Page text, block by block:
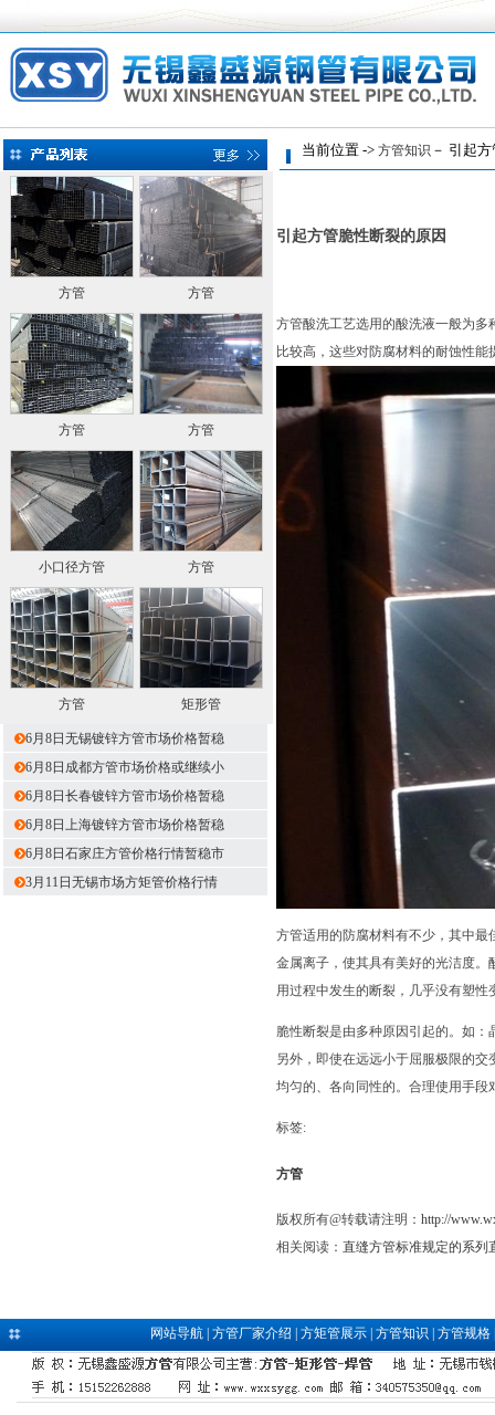
方管 方管
方管 方管
小口径方管 方管
方管 矩形管
6月8日无锡镀锌方管市场价格暂稳
6月8日成都方管市场价格或继续小
6月8日长春镀锌方管市场价格暂稳
6月8日上海镀锌方管市场价格暂稳
6月8日石家庄方管价格行情暂稳市
3月11日无锡市场方矩管价格行情
当前位置 -> 方管知识 － 引起
引起方管脆性断裂的原因
方管酸洗工艺选用的酸洗液一般为
比较高，这些对防腐材料的耐蚀性能
方管适用的防腐材料有不少，其中
金属离子，使其具有美好的光洁度
用过程中发生的断裂，几乎没有塑
脆性断裂是由多种原因引起的。如
另外，即使在远远小于屈服极限的
均匀的、各向同性的。合理使用手
标签:
方管
版权所有@转载请注明： http://
相关阅读： 直缝方管标准规定的系列
网站导航| 方管厂家介绍 方矩管展示| 方管知识 方管规格